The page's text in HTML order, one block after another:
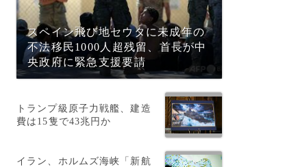
スペイン飛び地セウタに未成年の
不法移民1000人超残留、首長が中
央政府に緊急支援要請
トランプ級原子力戦艦、建造
費は15隻で43兆円か
イラン、ホルムズ海峡「新航